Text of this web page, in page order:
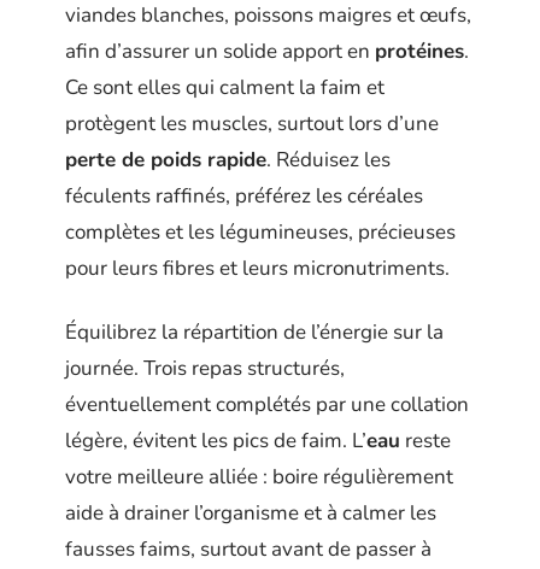
viandes blanches, poissons maigres et œufs,
afin d’assurer un solide apport en protéines.
Ce sont elles qui calment la faim et
protègent les muscles, surtout lors d’une
perte de poids rapide. Réduisez les
féculents raffinés, préférez les céréales
complètes et les légumineuses, précieuses
pour leurs fibres et leurs micronutriments.
Équilibrez la répartition de l’énergie sur la
journée. Trois repas structurés,
éventuellement complétés par une collation
légère, évitent les pics de faim. L’eau reste
votre meilleure alliée : boire régulièrement
aide à drainer l’organisme et à calmer les
fausses faims, surtout avant de passer à